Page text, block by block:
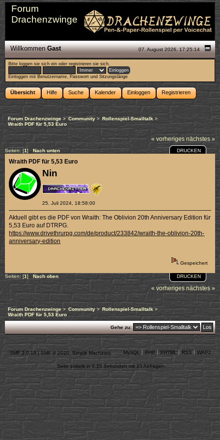
Forum
Drachenzwinge
07. August 2026, 17:25:14
WillkommenGast
Bitte loggen sie sich ein oderregistrieren sie sich.
Einloggen mit Benutzername, Passwort und Sitzungslänge
Übersicht Hilfe Suche Kalender Einloggen Registrieren
Forum Drachenzwinge > Community> Rollenspiel-Smalltalk >
Wraith PDF für 5,53 Euro
« vorheriges nächstes »
Seiten: [1] Nach unten DRUCKEN
Nin
25. Juli 2024, 18:58:00
Wraith PDF für 5,53 Euro
Aktuell gibt es die PDF von Wraith: The Oblivion 20th Anniversary Edition für
5,53 Euro auf DTRPG.
https://www.drivethrurpg.com/de/product/233842/wraith-the-oblivion-20th-
anniversary-edition
Gespeichert
DRUCKEN
Seiten: [1]Nach oben
« vorheriges nächstes »
Forum Drachenzwinge> Community> Rollenspiel-Smalltalk >
Wraith PDF für 5,53 Euro
Gehe zu:
SMF 2.0.19|SMF © 2020 Simple Machines MySQL PHP XHTML RSS WAP2
Seite erstellt in 0.23 Sekunden mit 23 Abfragen.